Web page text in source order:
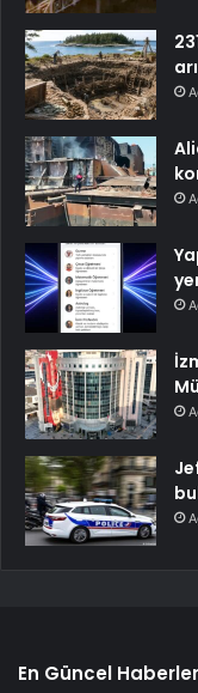
En Güncel Haberler